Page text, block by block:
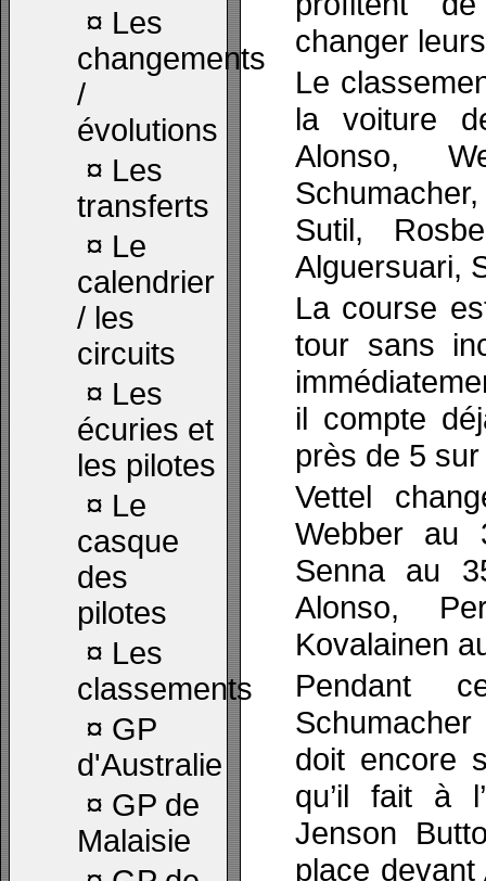
¤ Les
changements
/
évolutions
¤ Les
transferts
¤ Le
calendrier
/ les
circuits
¤ Les
écuries et
les pilotes
¤ Le
casque
des
pilotes
¤ Les
classements
¤ GP
d'Australie
¤ GP de
Malaisie
changer
Le
la voiture
Alonso,
Sutil,
Alguersuari,
La course
tour sans
il compte
près de 5
Vettel
Webber au
Senna au
Alonso,
Kovalainen
Pendant
doit encore
qu’il fait à
Jenson
place